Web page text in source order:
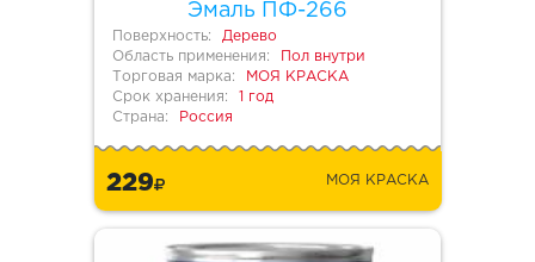
Эмаль ПФ-266
Поверхность:
Дерево
Область применения:
Пол внутри
Торговая марка:
МОЯ КРАСКА
Срок хранения:
1 год
Страна:
Россия
229 МОЯ КРАСКА